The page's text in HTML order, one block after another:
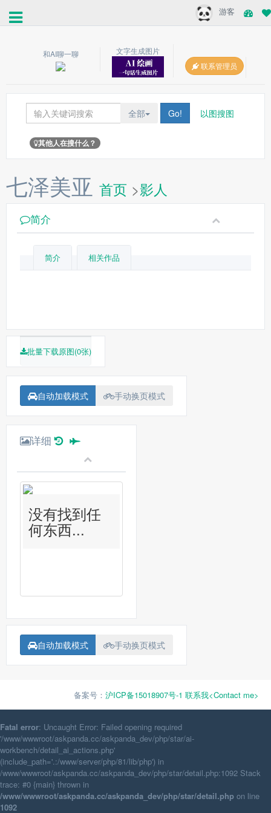
游客
和AI聊一聊
文字生成图片
联系管理员
全部 Go! 以图搜图
其他人在搜什么？
七泽美亚 首页 >影人
简介
简介 相关作品
批量下载原图(0张)
自动加载模式 手动换页模式
详细
没有找到任
何东西...
自动加载模式 手动换页模式
备案号： 沪ICP备15018907号-1 联系我<Contact me>
Fatal error: Uncaught Error: Failed opening required
'/www/wwwroot/askpanda.cc/askpanda_dev/php/star/ai-
workbench/detail_ai_actions.php'
(include_path='.:/www/server/php/81/lib/php') in
/www/wwwroot/askpanda.cc/askpanda_dev/php/star/detail.php:1092 Stack
trace: #0 {main} thrown in
/www/wwwroot/askpanda.cc/askpanda_dev/php/star/detail.php on line
1092